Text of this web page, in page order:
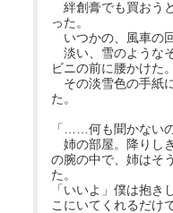
絆創膏でも買おう
った。
いつかの、風車の
淡い、雪のような
ビニの前に腰かけた。
その淡雪色の手紙
た。
「……何も聞かないの
姉の部屋。降りし
の腕の中で、姉はそ
た。
「いいよ」僕は抱き
こにいてくれるだけ